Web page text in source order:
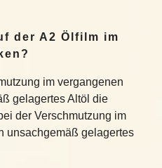
der A2 Ölfilm im
im vergangenen
gelagertes Altöl die
der Verschmutzung im
unsachgemäß gelagertes